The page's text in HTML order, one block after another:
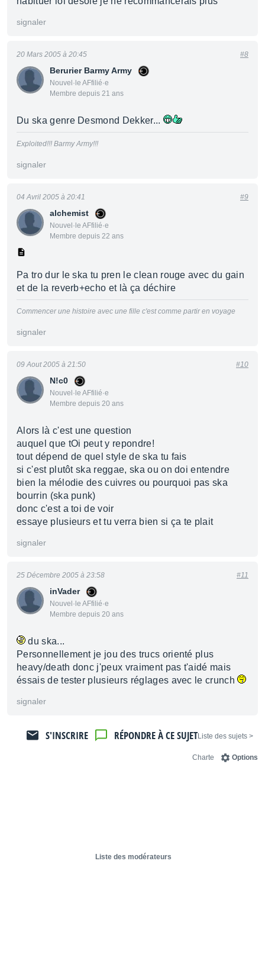
signaler
Berurier Barmy Army
Nouvel·le AFfilié·e
Membre depuis 21 ans
20 Mars 2005 à 20:45 #8
Du ska genre Desmond Dekker...
Exploited!!! Barmy Army!!!
signaler
alchemist
Nouvel·le AFfilié·e
Membre depuis 22 ans
04 Avril 2005 à 20:41 #9
Pa tro dur le ska tu pren le clean rouge avec du gain
et de la reverb+echo et là ça déchire
Commencer une histoire avec une fille c'est comme partir en voyage
signaler
N!c0
Nouvel·le AFfilié·e
Membre depuis 20 ans
09 Aout 2005 à 21:50 #10
Alors là c'est une question
auquel que tOi peut y repondre!
tout dépend de quel style de ska tu fais
si c'est plutôt ska reggae, ska ou on doi entendre
bien la mélodie des cuivres ou pourquoi pas ska
bourrin (ska punk)
donc c'est a toi de voir
essaye plusieurs et tu verra bien si ça te plait
signaler
inVader
Nouvel·le AFfilié·e
Membre depuis 20 ans
25 Décembre 2005 à 23:58 #11
du ska...
Personnellement je jou des trucs orienté plus
heavy/death donc j'peux vraiment pas t'aidé mais
éssais de tester plusieurs réglages avec le crunch
signaler
< Liste des sujets
RÉPONDRE À CE SUJET
S'INSCRIRE
Options
Charte
Liste des modérateurs